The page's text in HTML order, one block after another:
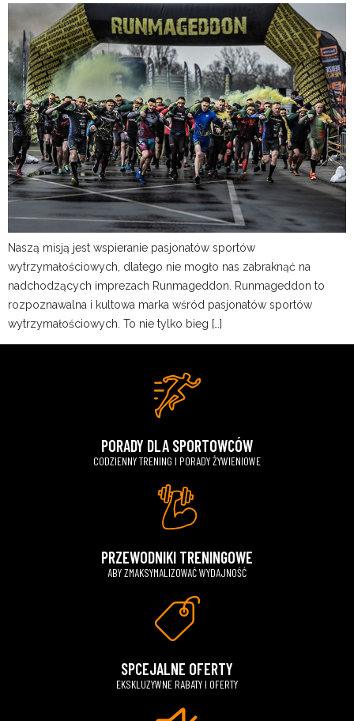
Naszą misją jest wspieranie pasjonatów sportów
wytrzymałościowych, dlatego nie mogło nas zabraknąć na
nadchodzących imprezach Runmageddon. Runmageddon to
rozpoznawalna i kultowa marka wśród pasjonatów sportów
wytrzymałościowych. To nie tylko bieg […]
PORADY DLA SPORTOWCÓW
CODZIENNY TRENING I PORADY ŻYWIENIOWE
PRZEWODNIKI TRENINGOWE
ABY ZMAKSYMALIZOWAĆ WYDAJNOŚĆ
SPCEJALNE OFERTY
EKSKLUZYWNE RABATY I OFERTY